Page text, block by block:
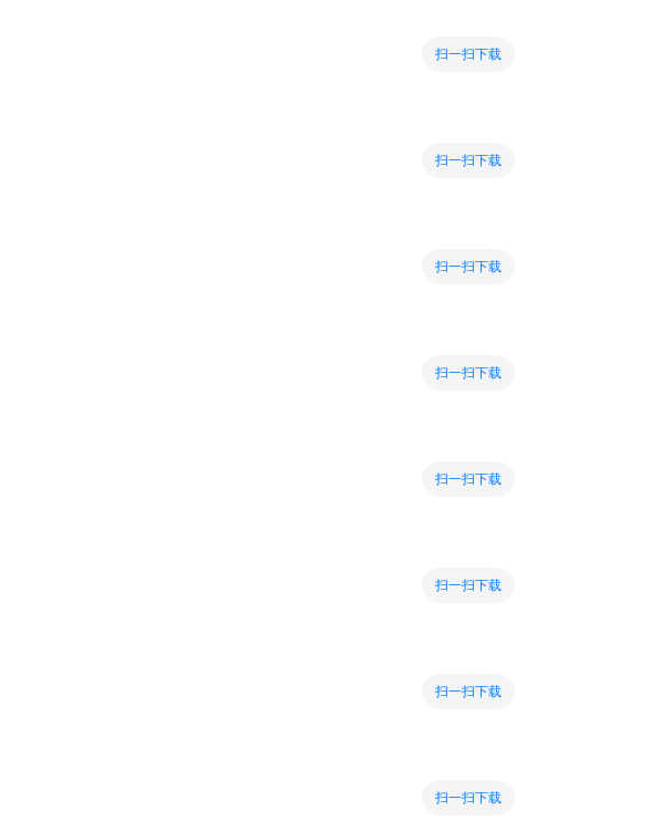
扫一扫下载
扫一扫下载
扫一扫下载
扫一扫下载
扫一扫下载
扫一扫下载
扫一扫下载
扫一扫下载